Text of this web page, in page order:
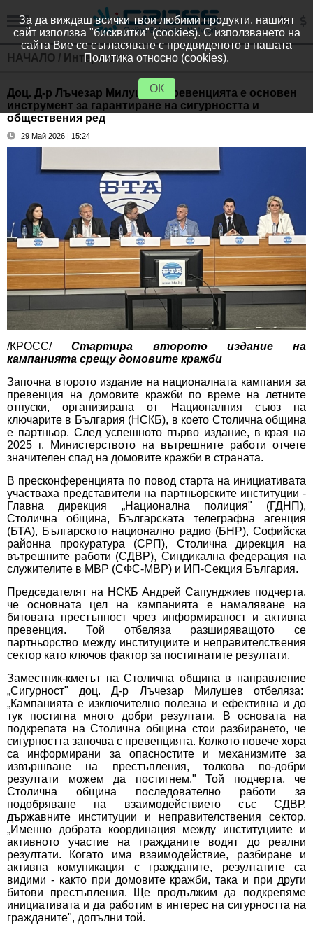
НАЧАЛО / Интервюта
Доц. Д-р Лъчезар Милушев: Превенцията е основен
инструмент за гарантиране на сигурността и
обществения ред
29 Май 2026 | 15:24
/КРОСС/Стартира второто издание на
кампанията срещу домовите кражби
Започна второто издание на националната кампания за
превенция на домовите кражби по време на летните
отпуски, организирана от Националния съюз на
ключарите в България (НСКБ), в което Столична община
е партньор. След успешното първо издание, в края на
2025 г. Министерството на вътрешните работи отчете
значителен спад на домовите кражби в страната.
В пресконференцията по повод старта на инициативата
участваха представители на партньорските институции -
Главна дирекция „Национална полиция" (ГДНП),
Столична община, Българската телеграфна агенция
(БТА), Българското национално радио (БНР), Софийска
районна прокуратура (СРП), Столична дирекция на
вътрешните работи (СДВР), Синдикална федерация на
служителите в МВР (СФС-МВР) и ИП-Секция България.
Председателят на НСКБ Андрей Сапунджиев подчерта,
че основната цел на кампанията е намаляване на
битовата престъпност чрез информираност и активна
превенция. Той отбеляза разширяващото се
партньорство между институциите и неправителствения
сектор като ключов фактор за постигнатите резултати.
Заместник-кметът на Столична община в направление
„Сигурност" доц. Д-р Лъчезар Милушев отбеляза:
„Кампанията е изключително полезна и ефективна и до
тук постигна много добри резултати. В основата на
подкрепата на Столична община стои разбирането, че
сигурността започва с превенцията. Колкото повече хора
са информирани за опасностите и механизмите за
извършване на престъпления, толкова по-добри
резултати можем да постигнем." Той подчерта, че
Столична община последователно работи за
подобряване на взаимодействието със СДВР,
държавните институции и неправителствения сектор.
„Именно добрата координация между институциите и
активното участие на гражданите водят до реални
резултати. Когато има взаимодействие, разбиране и
активна комуникация с гражданите, резултатите са
видими - както при домовите кражби, така и при други
битови престъпления. Ще продължим да подкрепяме
инициативата и да работим в интерес на сигурността на
гражданите", допълни той.
За да виждаш всички твои любими продукти, нашият
сайт използва "бисквитки" (cookies). С използването на
сайта Вие се съгласявате с предвиденото в нашата
Политика относно (cookies).
ОК